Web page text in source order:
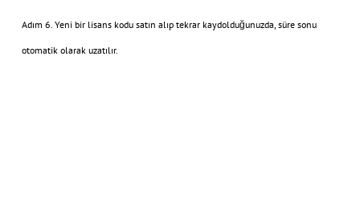
Adım 6. Yeni bir lisans kodu satın alıp tekrar kaydolduğunuzda, süre sonu
otomatik olarak uzatılır.